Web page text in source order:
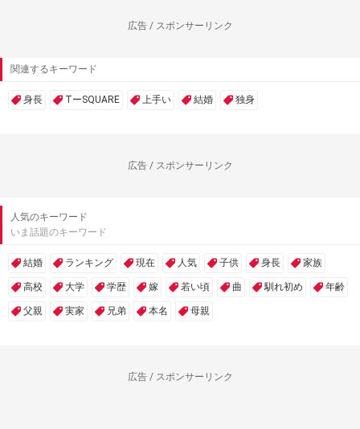
広告 / スポンサーリンク
関連するキーワード
身長 TーSQUARE 上手い 結婚 独身
広告 / スポンサーリンク
人気のキーワード
いま話題のキーワード
結婚 ランキング 現在 人気 子供 身長 家族
高校 大学 学歴 嫁 若い頃 曲 馴れ初め 年齢
父親 実家 兄弟 本名 母親
広告 / スポンサーリンク